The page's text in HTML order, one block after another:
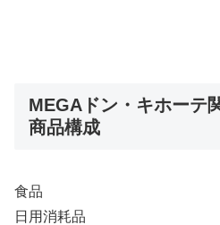
MEGAドン・キホーテ
商品構成
食品
日用消耗品